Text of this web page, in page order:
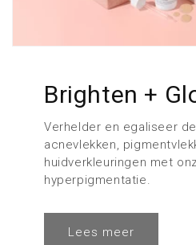
Brighten +
Verhelder en egaliseer
acnevlekken,
huidverkleuringen met
hyperpigmentatie.
Lees meer